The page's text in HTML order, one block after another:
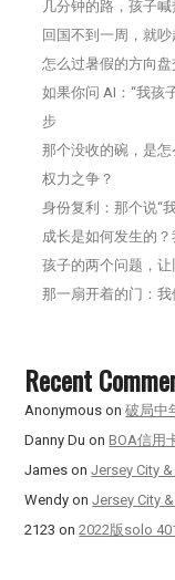
几分钟的路，孩子
回国不到一周，就
怎么过暑假的方向
如果你问 AI：“我孩
步
那个没收的碗，是
权力之争？
身份复利：那个说“
成长是如何发生的
孩子的两个问题，
那一扇开着的门：
Recent
Anonymous on破局中
Danny Du onBOA信用
James onJersey City
Wendy onJersey City
2123 on2022版solo